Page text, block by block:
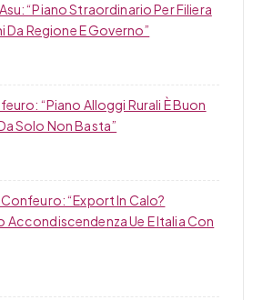
“Piano Straordinario Per Filiera
Da Regione E Governo”
“Piano Alloggi Rurali È Buon
Solo Non Basta”
“Export In Calo?
Accondiscendenza Ue E Italia Con